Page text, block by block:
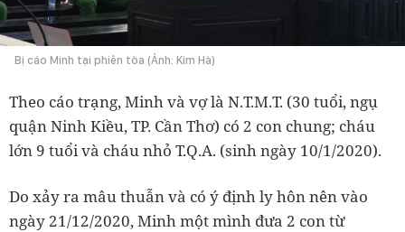
Bị cáo Minh tại phiên tòa (Ảnh: Kim Hà)
Theo cáo trạng, Minh và vợ là N.T.M.T. (30 tuổi, ngụ
quận Ninh Kiều, TP. Cần Thơ) có 2 con chung; cháu
lớn 9 tuổi và cháu nhỏ T.Q.A. (sinh ngày 10/1/2020).
Do xảy ra mâu thuẫn và có ý định ly hôn nên vào
ngày 21/12/2020, Minh một mình đưa 2 con từ